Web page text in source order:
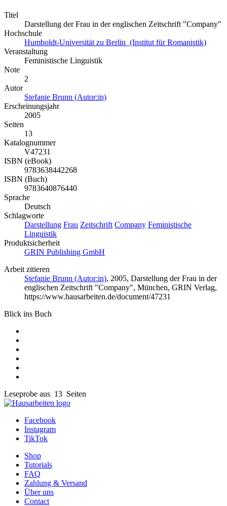
Titel
Darstellung der Frau in der englischen Zeitschrift "Company"
Hochschule
Humboldt-Universität zu Berlin (Institut für Romanistik)
Veranstaltung
Feministische Linguistik
Note
2
Autor
Stefanie Brunn (Autor:in)
Erscheinungsjahr
2005
Seiten
13
Katalognummer
V47231
ISBN (eBook)
9783638442268
ISBN (Buch)
9783640876440
Sprache
Deutsch
Schlagworte
Darstellung Frau Zeitschrift Company Feministische
Linguistik
Produktsicherheit
GRIN Publishing GmbH
Arbeit zitieren
Stefanie Brunn (Autor:in), 2005, Darstellung der Frau in der
englischen Zeitschrift "Company", München, GRIN Verlag,
https://www.hausarbeiten.de/document/47231
Blick ins Buch
Leseprobe aus 13 Seiten
Facebook
Instagram
TikTok
Shop
Tutorials
FAQ
Zahlung & Versand
Über uns
Contact